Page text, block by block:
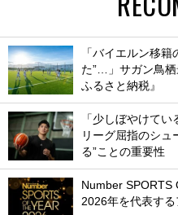
「バイエルン移
た”…」サガン鳥
ふるさと納税』
「少しぼやけて
リーグ屈指のシュ
る”ことの重要性
Number SPORTS
2026年を代表す